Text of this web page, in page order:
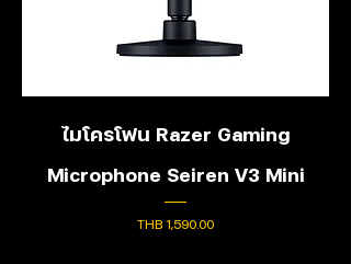
ไมโครโฟน Razer Gaming
Microphone Seiren V3 Mini
Price
THB 1,590.00